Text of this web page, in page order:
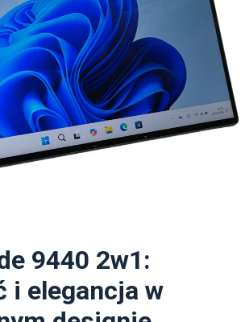
9440 2w1:
i elegancja w